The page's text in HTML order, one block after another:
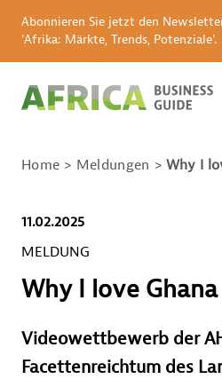
Abonnieren Sie jetzt den
'Afrika: Märkte, Trends, Potenziale'.
Home Meldungen Why I
11.02.2025
MELDUNG
Why I love Ghana
Videowettbewerb der
Facettenreichtum des